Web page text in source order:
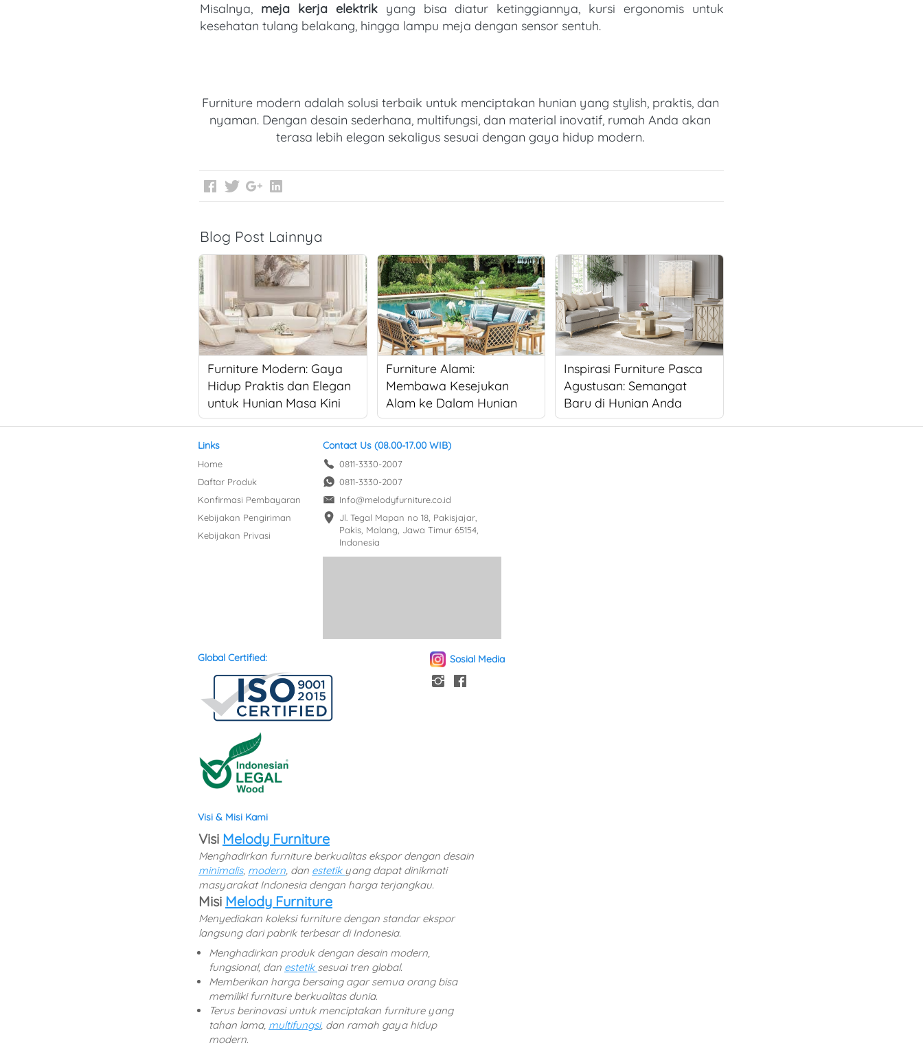
Misalnya, meja kerja elektrik yang bisa diatur ketinggiannya, kursi ergonomis untuk
kesehatan tulang belakang, hingga lampu meja dengan sensor sentuh.
Furniture modern adalah solusi terbaik untuk menciptakan hunian yang stylish, praktis, dan
nyaman. Dengan desain sederhana, multifungsi, dan material inovatif, rumah Anda akan
terasa lebih elegan sekaligus sesuai dengan gaya hidup modern.
Blog Post Lainnya
Furniture Modern: Gaya
Hidup Praktis dan Elegan
untuk Hunian Masa Kini
Furniture Alami:
Membawa Kesejukan
Alam ke Dalam Hunian
Inspirasi Furniture Pasca
Agustusan: Semangat
Baru di Hunian Anda
Links
Home
Daftar Produk
Konfirmasi Pembayaran
Kebijakan Pengiriman
Kebijakan Privasi
Contact Us (08.00-17.00 WIB)
0811-3330-2007
0811-3330-2007
Info@melodyfurniture.co.id
Jl. Tegal Mapan no 18, Pakisjajar,
Pakis, Malang, Jawa Timur 65154,
Indonesia
Global Certified: Sosial Media
Visi & Misi Kami
Visi Melody Furniture
minimalis, modern, dan estetik yang dapat dinikmati
masyarakat Indonesia dengan harga terjangkau.
Misi Melody Furniture
Menyediakan koleksi furniture dengan standar ekspor
langsung dari pabrik terbesar di Indonesia.
Menghadirkan produk dengan desain modern,
fungsional, dan estetik sesuai tren global.
Memberikan harga bersaing agar semua orang bisa
memiliki furniture berkualitas dunia.
Terus berinovasi untuk menciptakan furniture yang
tahan lama, multifungsi, dan ramah gaya hidup
modern.